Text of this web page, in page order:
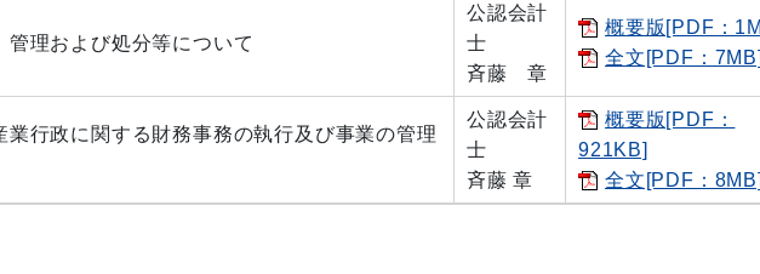
管理および処分等について
公認会計
士
斉藤 章
概要版[PDF：
全文[PDF：7MB]
業行政に関する財務事務の執行及び事業の管理
公認会計
士
斉藤 章
概要版[PDF：
921KB]
全文[PDF：8MB]